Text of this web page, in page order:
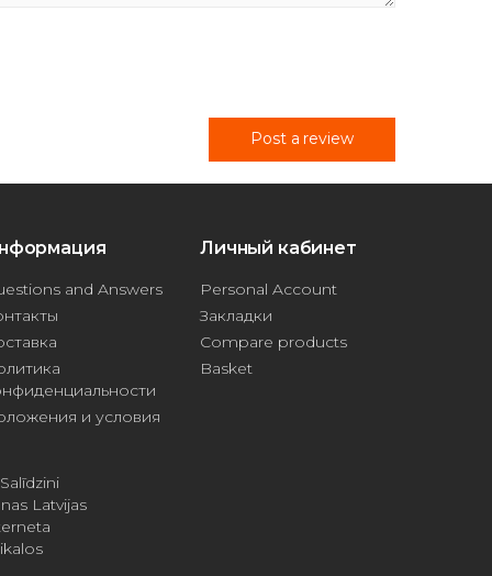
Post a review
and Answers
и условия
Личный кабинет
Personal Account
Закладки
Compare products
Basket